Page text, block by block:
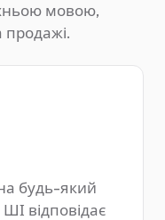
мовою,
будь-який
відповідає